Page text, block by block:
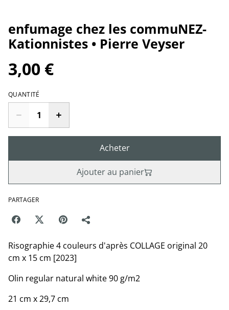
enfumage chez les commuNEZ-
Kationnistes • Pierre Veyser
3,00 €
QUANTITÉ
Acheter
Ajouter au panier
PARTAGER
Risographie 4 couleurs d'après COLLAGE original 20
cm x 15 cm [2023]
Olin regular natural white 90 g/m2
21 cm x 29,7 cm